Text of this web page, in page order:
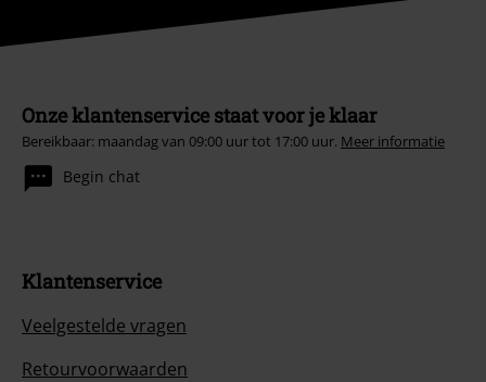
Onze klantenservice staat voor je klaar
Bereikbaar: maandag van 09:00 uur tot 17:00 uur. Meer informatie
Begin chat
Klantenservice
Veelgestelde vragen
Retourvoorwaarden